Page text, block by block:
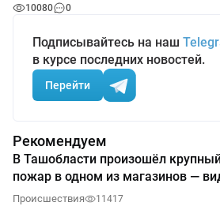
10080 0
Подписывайтесь на наш
в курсе последних новостей.
Перейти
Рекомендуем
В Ташобласти произошёл
пожар в одном из магазинов —
Происшествия 11417